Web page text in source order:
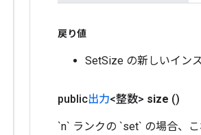
戻り値
SetSize の新しいイン
public出力<整数> size ()
`n` ランクの `set` の場合、